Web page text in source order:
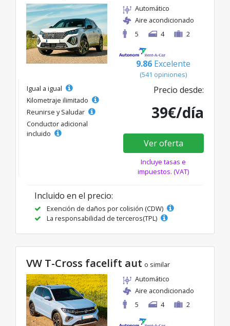
Automático
Aire acondicionado
5
4 2
9.86 Excelente
(541 opiniones)
Igual a igual
Kilometraje ilimitado
Reunirse y Saludar
Conductor adicional
incluido
Precio desde:
39€/día
Ver oferta
Incluye tasas e
impuestos. (VAT)
Incluido en el precio:
Exención de daños por colisión (CDW)
La responsabilidad de terceros(TPL)
VW T-Cross facelift aut o similar
Automático
Aire acondicionado
5
4 2